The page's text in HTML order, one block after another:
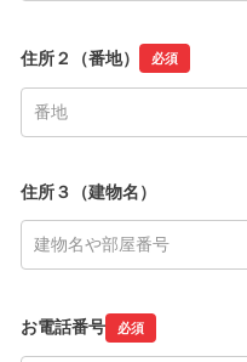
住所２（番地） 必須
住所３（建物名）
お電話番号 必須